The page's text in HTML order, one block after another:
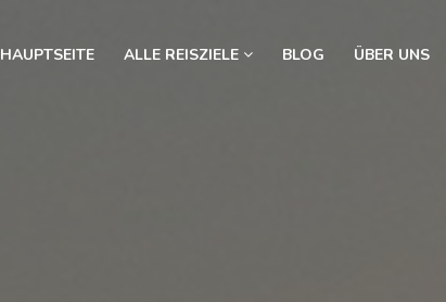
HAUPTSEITE ALLE REISZIELE BLOG ÜBER UNS